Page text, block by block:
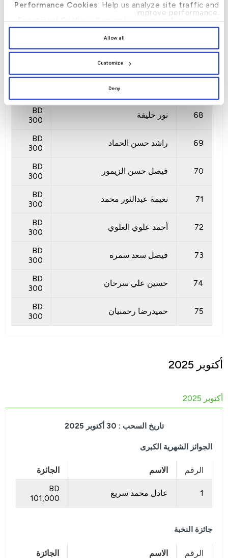
Performance Cookies: Help us analyze site traffic and
improve performance.
Functional Cookies: Remember your preferences and
enhance user experience.
, you provide explicit consent to
preferences by clicking[Customize].
Allow all
Customize
Deny
64 نور راشد
300
65 علي حمدان م. الحمدان
BD
عبدالنبي الحر أحمد حسن
BD
68 نور خليفة
BD
300
69 راشد حسن الحماد
BD
300
70 فيصل حسن الزيمور
BD
300
71 نعيمة عبدالنور محمد
BD
300
72 أحمد علوي العلوي
BD
300
73 فيصل سعد سمره
BD
300
74 حسين علي سرحان
BD
300
75 حميدرضا رحمنيان
BD
300
أكتوبر 2025
أكتوبر 2025
تاريخ السحب : 30 أكتوبر 2025
الجوائز الشهرية الكبرى
الرقم الاسم الجائزة
1 عادل محمد سريع
BD
101,000
جائزة النخبة
الرقم الاسم الجائزة